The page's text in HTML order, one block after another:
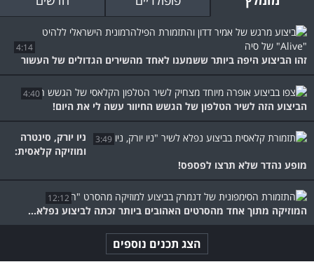
4:14
זהו הביצוע היפה ביותר ששמענו לאחד מהשירים הגדולים של העשור
4:40
הביצוע הזה לשיר הטלפון של הגשש החיוור עשה לי את היום!
3:49
ניו יורק, סינטרה
ומוזיקה קלאסית:
מופע נהדר שלא תרצו לפספס!
12:12
המוזיקה מתוך אחד מהסרטים האהובים ביותר זכתה לביצוע נפלא...
הצג תכנים נוספים